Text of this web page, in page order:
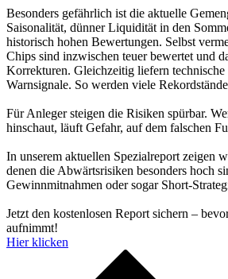
Besonders gefährlich ist die aktuelle
Saisonalität, dünner Liquidität in den
historisch hohen Bewertungen. Selbst
Chips sind inzwischen teuer bewertet und
Korrekturen. Gleichzeitig liefern technische
Warnsignale. So werden viele
Für Anleger steigen die Risiken spürbar.
hinschaut, läuft Gefahr, auf dem falschen
In unserem aktuellen Spezialreport zeigen
denen die Abwärtsrisiken besonders hoch
Gewinnmitnahmen oder sogar Short-
Jetzt den kostenlosen Report sichern –
aufnimmt!
Hier klicken